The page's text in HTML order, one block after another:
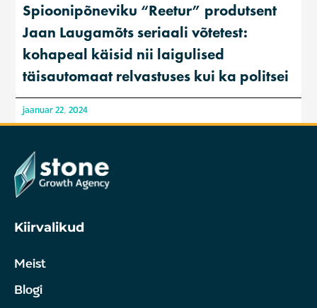
Spioonipõneviku “Reetur” produtsent
Jaan Laugamõts seriaali võtetest:
kohapeal käisid nii laigulised
täisautomaat relvastuses kui ka politsei
jaanuar 22, 2024
Kiirvalikud
Meist
Blogi